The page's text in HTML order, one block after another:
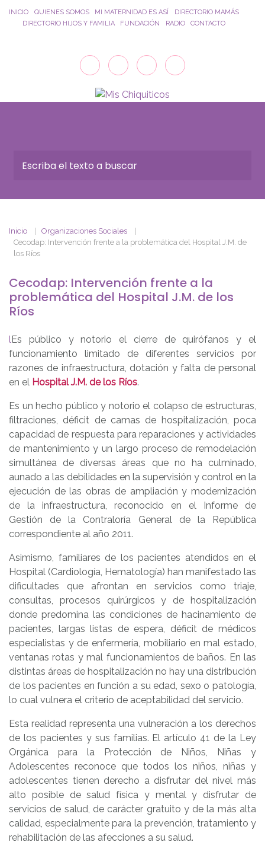
Saltar al contenido principal
INICIO QUIENES SOMOS MI MATERNIDAD ES ASÍ
DIRECTORIO MAMÁS
DIRECTORIO HIJOS Y FAMILIA
FUNDACIÓN RADIO CONTACTO
Inicio
Organizaciones Sociales
Cecodap: Intervención frente a la problemática del Hospital J.M. de
los Ríos
Cecodap: Intervención frente a la
problemática del Hospital J.M. de los
Ríos
lEs público y notorio el cierre de quirófanos y el
funcionamiento limitado de diferentes servicios por
razones de infraestructura, dotación y falta de personal
en el Hospital J.M. de los Ríos.
Es un hecho público y notorio el colapso de estructuras,
filtraciones, déficit de camas de hospitalización, poca
capacidad de respuesta para reparaciones y actividades
de mantenimiento y un largo proceso de remodelación
simultánea de diversas áreas que no ha culminado,
aunado a las debilidades en la supervisión y control en la
ejecución de las obras de ampliación y modernización
de la infraestructura, reconocido en el Informe de
Gestión de la Contraloría General de la República
correspondiente al año 2011.
Asimismo, familiares de los pacientes atendidos en el
Hospital (Cardiología, Hematología) han manifestado las
dificultades que afrontan en servicios como triaje,
consultas, procesos quirúrgicos y de hospitalización
donde predomina las condiciones de hacinamiento de
pacientes, largas listas de espera, déficit de médicos
especialistas y de enfermería, mobiliario en mal estado,
ventanas rotas y mal funcionamientos de baños. En las
distintas áreas de hospitalización no hay una distribución
de los pacientes en función a su edad, sexo o patología,
lo cual vulnera el criterio de aceptabilidad del servicio.
Esta realidad representa una vulneración a los derechos
de los pacientes y sus familias. El artículo 41 de la Ley
Orgánica para la Protección de Niños, Niñas y
Adolescentes reconoce que todos los niños, niñas y
adolescentes tienen derecho a disfrutar del nivel más
alto posible de salud física y mental y disfrutar de
servicios de salud, de carácter gratuito y de la más alta
calidad, especialmente para la prevención, tratamiento y
rehabilitación de las afecciones a su salud.